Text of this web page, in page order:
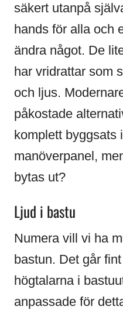
säkert utanpå
hands för alla och
ändra något. De
har vridrattar som
och ljus.
påkostade
komplett byggsats
manöverpanel,
bytas ut?
Ljud i bastu
Numera vill vi ha
bastun. Det går
högtalarna i
anpassade för